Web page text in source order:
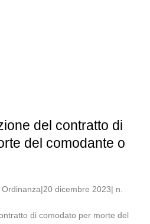
del contratto di
del comodante o
dicembre 2023| n.
di comodato per morte del